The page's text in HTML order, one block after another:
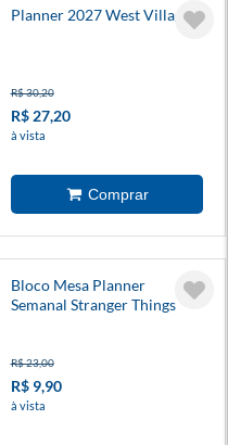
Planner 2027 West Village
R$ 30,20
R$ 27,20
à vista
Bloco Mesa Planner
Semanal Stranger Things
R$ 23,00
R$ 9,90
à vista